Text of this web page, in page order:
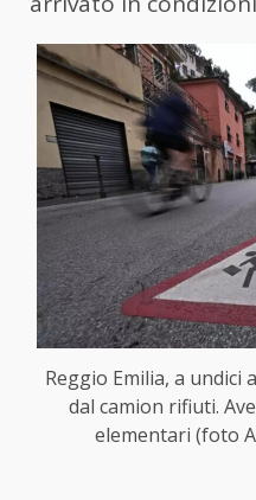
Reggio Emilia, a
dal camion rifiuti.
elementari (foto